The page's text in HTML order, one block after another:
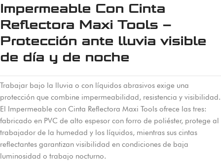
Impermeable Con Cinta
Reflectora Maxi Tools –
Protección ante lluvia visible
de día y de noche
Trabajar bajo la lluvia o con líquidos abrasivos exige una
protección que combine impermeabilidad, resistencia y visibilidad.
El Impermeable con Cinta Reflectora Maxi Tools ofrece las tres:
fabricado en PVC de alto espesor con forro de poliéster, protege al
trabajador de la humedad y los líquidos, mientras sus cintas
reflectantes garantizan visibilidad en condiciones de baja
luminosidad o trabajo nocturno.